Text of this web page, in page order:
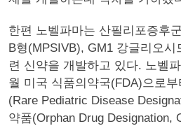
한편 노벨파마는 산필리포증후
B형(MPSIVB), GM1 강글리오
련 신약을 개발하고 있다. 노벨
월 미국 식품의약국(FDA)으로
(Rare Pediatric Disease
약품(Orphan Drug Designation,